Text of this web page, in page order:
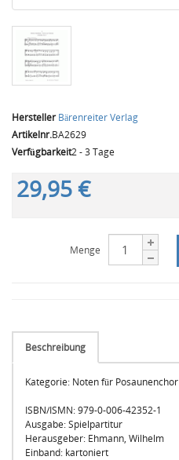
Hersteller Bärenreiter Verlag
Artikelnr.BA2629
Verfügbarkeit2 - 3 Tage
29,95 €
Menge
Beschreibung
Kategorie: Noten für Posaunenchor
ISBN/ISMN: 979-0-006-42352-1
Ausgabe: Spielpartitur
Herausgeber: Ehmann, Wilhelm
Einband: kartoniert